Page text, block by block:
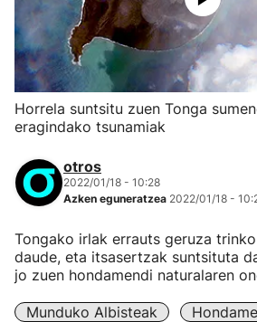
Horrela suntsitu zuen Tonga
eragindako tsunamiak
otros
2022/01/18 - 10:28
Azken eguneratzea 2022/01/18 -
Tongako irlak errauts geruza
daude, eta itsasertzak suntsituta
jo zuen hondamendi naturalaren
Munduko Albisteak